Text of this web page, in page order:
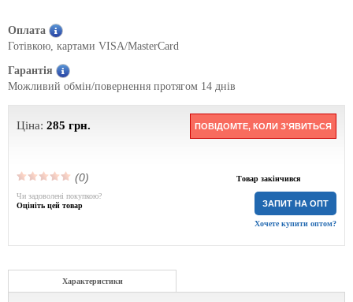
Оплата
Готівкою, картами VISA/MasterCard
Гарантія
Можливий обмін/повернення протягом 14 днів
Ціна: 285 грн. ПОВІДОМТЕ, КОЛИ З'ЯВИТЬСЯ
(0) Товар закінчився
ЗАПИТ НА ОПТ
Хочете купити оптом?
Чи задоволені покупкою?
Оцініть цей товар
Характеристики